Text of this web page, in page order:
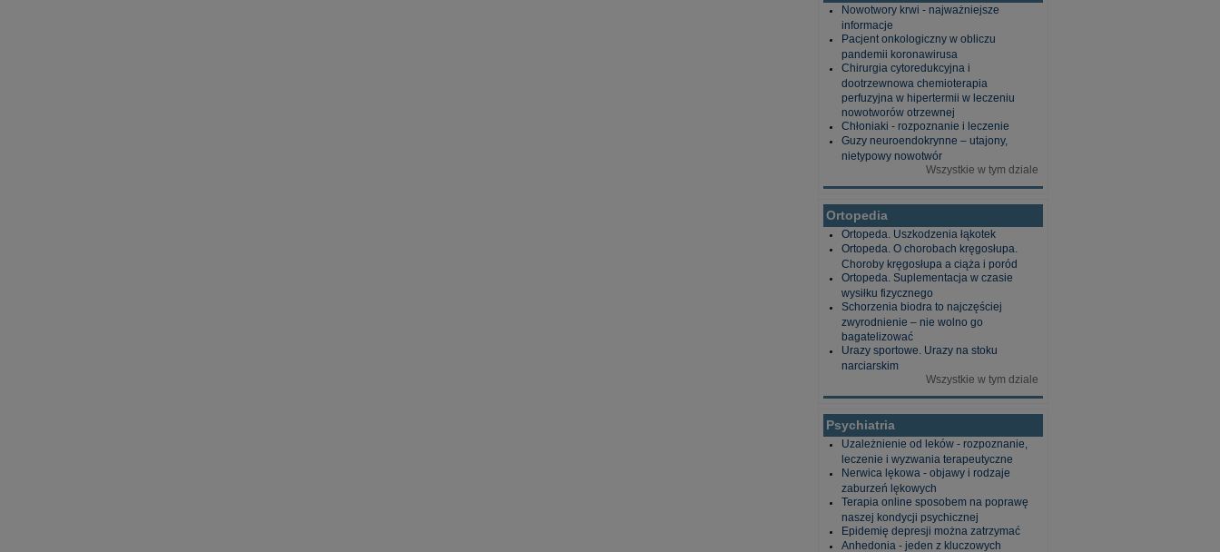
Nowotwory krwi - najważniejsze
informacje
Pacjent onkologiczny w obliczu
pandemii koronawirusa
Chirurgia cytoredukcyjna i
dootrzewnowa chemioterapia
perfuzyjna w hipertermii w leczeniu
nowotworów otrzewnej
Chłoniaki - rozpoznanie i leczenie
Guzy neuroendokrynne – utajony,
nietypowy nowotwór
Wszystkie w tym dziale
Ortopedia
Ortopeda. Uszkodzenia łąkotek
Ortopeda. O chorobach kręgosłupa.
Choroby kręgosłupa a ciąża i poród
Ortopeda. Suplementacja w czasie
wysiłku fizycznego
Schorzenia biodra to najczęściej
zwyrodnienie – nie wolno go
bagatelizować
Urazy sportowe. Urazy na stoku
narciarskim
Wszystkie w tym dziale
Psychiatria
Uzależnienie od leków - rozpoznanie,
leczenie i wyzwania terapeutyczne
Nerwica lękowa - objawy i rodzaje
zaburzeń lękowych
Terapia online sposobem na poprawę
naszej kondycji psychicznej
Epidemię depresji można zatrzymać
Anhedonia - jeden z kluczowych